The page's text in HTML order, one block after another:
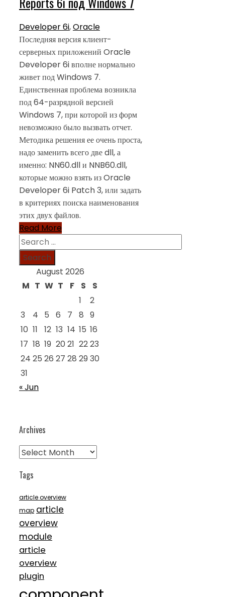
Developer 6i,Oracle
Последняя версия клиент-
серверных приложений Oracle
Developer 6i вполне нормально
живет под Windows 7.
Единственная проблема возникла
под 64-разрядной версией
Windows 7, при которой из форм
невозможно было вызвать отчет.
Методика решения ее очень проста,
надо заменить всего две dll, а
именно: NN60.dll и NNB60.dll,
которые можно взять из Oracle
Developer 6i Patch 3, или задать
в критериях поиска наименования
этих двух файлов.
Read More
Search
for:
August 2026
M T W T F S
S
1
2
3
4 5 6 7 8 9
10 11 12 13 14 15 16
17 18 19 20 21 2223
24 25 26 27 28 29 30
31
« Jun
Archives
Archives
Tags
article overview
map article
overview
module
article
overview
plugin